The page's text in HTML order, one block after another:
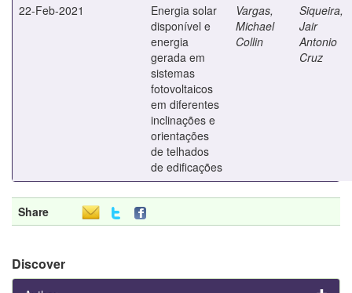
22-Feb-2021
Energia solar
disponível e
energia
gerada em
sistemas
fotovoltaicos
em diferentes
inclinações e
orientações
de telhados
de edificações
Vargas,
Michael
Collin
Siqueira,
Jair
Antonio
Cruz
Share
Discover